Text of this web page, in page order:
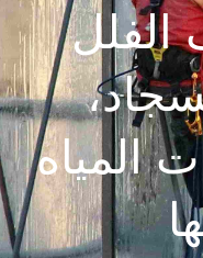
المياه